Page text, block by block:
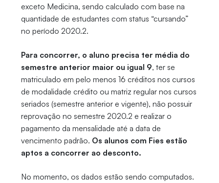
exceto Medicina, sendo calculado com base na
quantidade de estudantes com status “cursando”
no período 2020.2.
Para concorrer, o aluno precisa ter média do
semestre anterior maior ou igual 9, ter se
matriculado em pelo menos 16 créditos nos cursos
de modalidade crédito ou matriz regular nos cursos
seriados (semestre anterior e vigente), não possuir
reprovação no semestre 2020.2 e realizar o
pagamento da mensalidade até a data de
vencimento padrão. Os alunos com Fies estão
aptos a concorrer ao desconto.
No momento, os dados estão sendo computados.